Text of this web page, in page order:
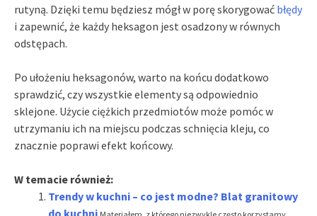
rutyną. Dzięki temu będziesz mógł w porę skorygować błędy
i zapewnić, że każdy heksagon jest osadzony w równych
odstępach.
Po ułożeniu heksagonów, warto na końcu dodatkowo
sprawdzić, czy wszystkie elementy są odpowiednio
sklejone. Użycie ciężkich przedmiotów może pomóc w
utrzymaniu ich na miejscu podczas schnięcia kleju, co
znacznie poprawi efekt końcowy.
W temacie również:
Trendy w kuchni – co jest modne? Blat granitowy
do kuchni